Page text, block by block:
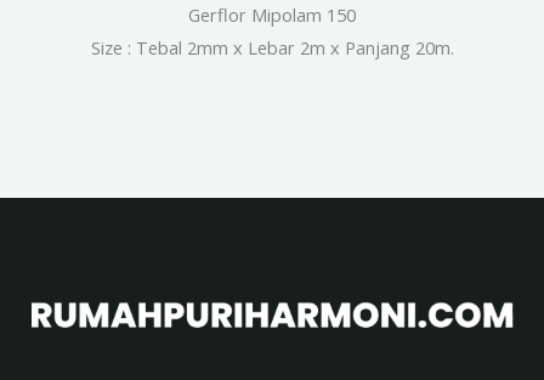
Gerflor Mipolam 150
Size : Tebal 2mm x Lebar 2m x Panjang 20m.